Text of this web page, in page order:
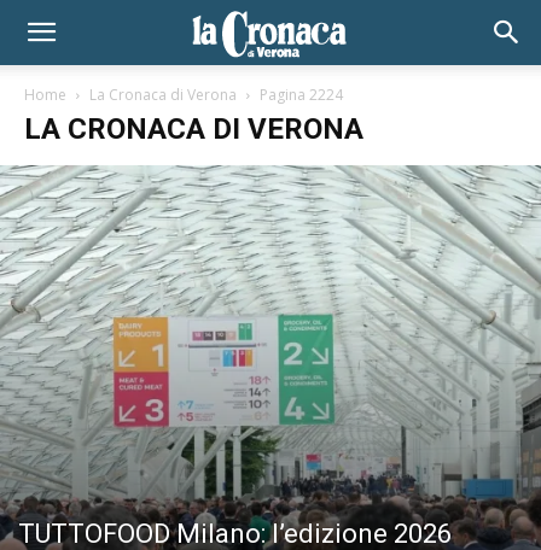
Home La Cronaca di Verona Pagina 2224
LA CRONACA DI VERONA
TUTTOFOOD Milano: l’edizione 2026